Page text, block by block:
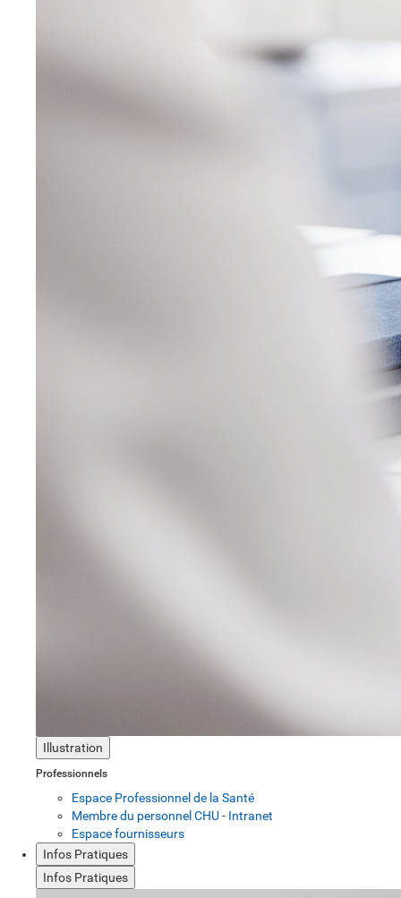
Illustration
Professionnels
Espace Professionnel de la Santé
Membre du personnel CHU - Intranet
Espace fournisseurs
Infos Pratiques
Infos Pratiques